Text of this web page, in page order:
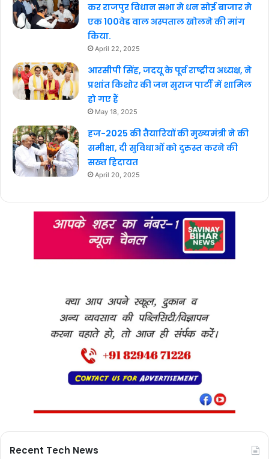
कर राजपुर विधान सभा मे धन सोई बाजार मे
एक 100वेड वाल अस्पताल खोलने की मांग
किया.
April 22, 2025
आरसीपी सिंह, जदयू के पूर्व राष्ट्रीय अध्यक्ष, ने
प्रशांत किशोर की जन सुराज पार्टी में शामिल
हो गए हैं
May 18, 2025
हज-2025 की तैयारियों की मुख्यमंत्री ने की
समीक्षा, दी सुविधाओं को दुरुस्त करने की
सख्त हिदायत
April 20, 2025
Recent Tech News